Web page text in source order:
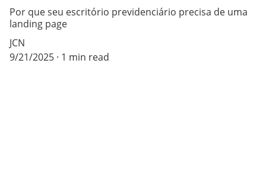
Por que seu escritório previdenciário precisa de uma
landing page
JCN
9/21/2025 1 min read